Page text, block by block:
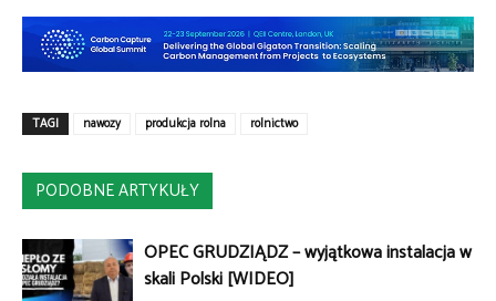
TAGI nawozy produkcja rolna rolnictwo
PODOBNE ARTYKUŁY
OPEC GRUDZIĄDZ – wyjątkowa instalacja w
skali Polski [WIDEO]